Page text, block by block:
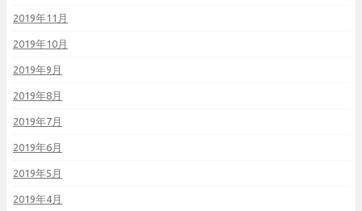
2019年11月
2019年10月
2019年9月
2019年8月
2019年7月
2019年6月
2019年5月
2019年4月